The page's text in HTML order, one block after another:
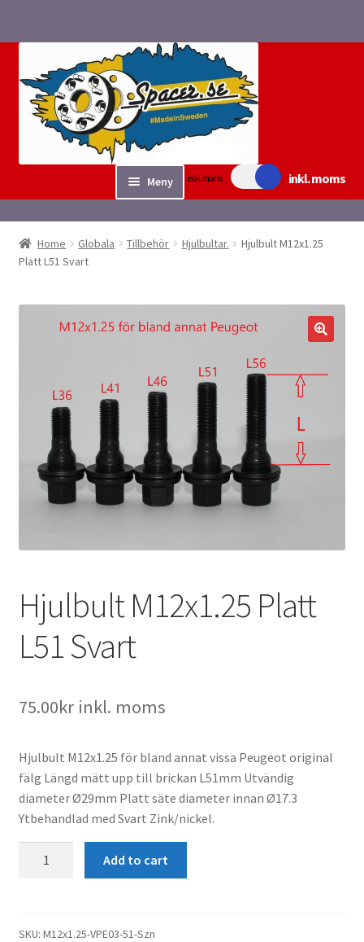
navigering
innehåll
exkl. moms inkl. moms
Meny
Sök/bygg Spacers
Tillbehör
Fyndvaror.
Kontakt / Info
Hjälp/FAQ
Home Globala Tillbehör Hjulbultar.
Hjulbult M12x1.25
Platt L51 Svart
Hjulbult M12x1.25 Platt
L51 Svart
75.00krinkl. moms
Hjulbult M12x1.25 för bland annat vissa Peugeot original
fälg Längd mätt upp till brickan L51mm Utvändig
diameter Ø29mm Platt säte diameter innan Ø17.3
Ytbehandlad med Svart Zink/nickel.
Svart
Add to cart
SKU: M12x1.25-VPE03-51-Szn